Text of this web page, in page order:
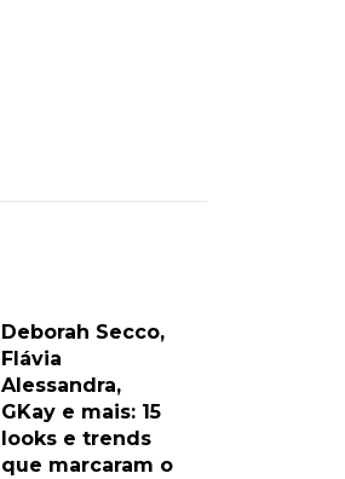
Deborah Secco,
Flávia
Alessandra,
GKay e mais: 15
looks e trends
que marcaram o